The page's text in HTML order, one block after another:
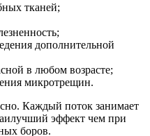
тканей;
дополнительной
в любом возрасте;
микротрещин.
Каждый поток занимает
эффект чем при
боров.